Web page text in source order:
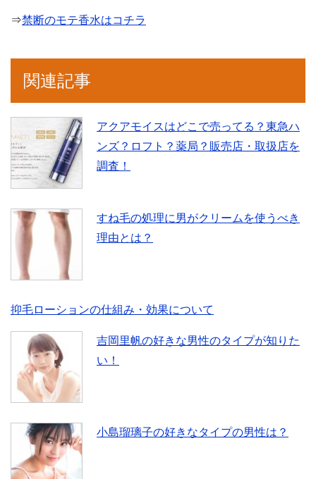
⇒禁断のモテ香水はコチラ
関連記事
アクアモイスはどこで売ってる？東急ハ
ンズ？ロフト？薬局？販売店・取扱店を
調査！
すね毛の処理に男がクリームを使うべき
理由とは？
抑毛ローションの仕組み・効果について
吉岡里帆の好きな男性のタイプが知りた
い！
小島瑠璃子の好きなタイプの男性は？